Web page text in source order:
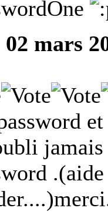
02 mars
jamais